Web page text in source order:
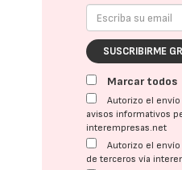
SUSCRIBIRME
Marcar todos
Autorizo el
avisos informativos
interempresas.net
Autorizo el
de terceros vía